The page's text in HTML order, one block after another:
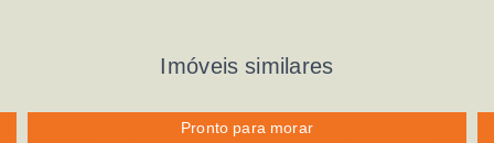
Imóveis similares
Pronto para morar